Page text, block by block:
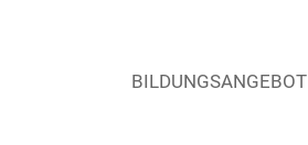
BILDUNGSANGEBOT